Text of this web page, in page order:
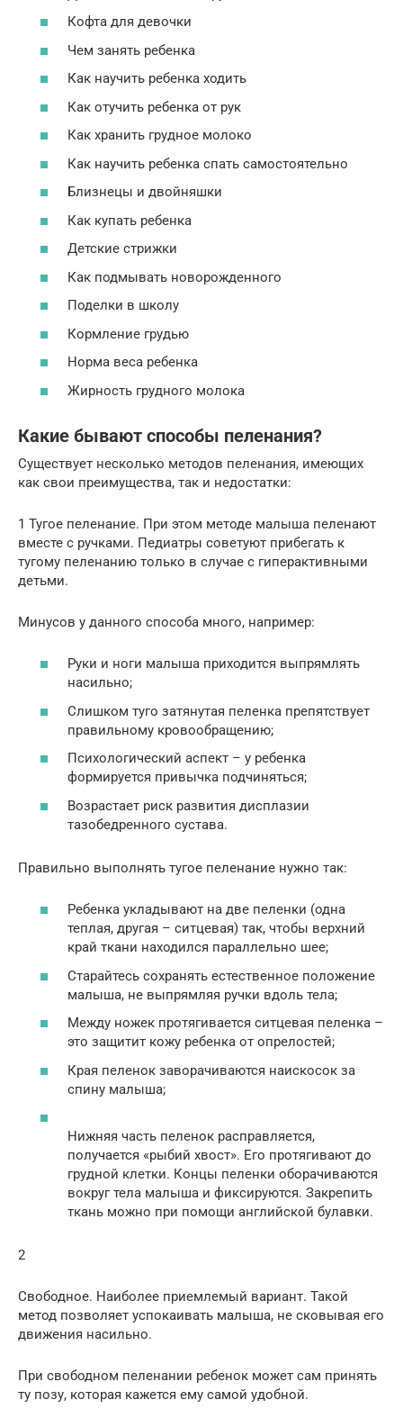
Кофта для девочки
Чем занять ребенка
Как научить ребенка ходить
Как отучить ребенка от рук
Как хранить грудное молоко
Как научить ребенка спать самостоятельно
Близнецы и двойняшки
Как купать ребенка
Детские стрижки
Как подмывать новорожденного
Поделки в школу
Кормление грудью
Норма веса ребенка
Жирность грудного молока
Какие бывают способы пеленания?
Существует несколько методов пеленания, имеющих
как свои преимущества, так и недостатки:
1 Тугое пеленание. При этом методе малыша пеленают
вместе с ручками. Педиатры советуют прибегать к
тугому пеленанию только в случае с гиперактивными
детьми.
Минусов у данного способа много, например:
Руки и ноги малыша приходится выпрямлять
насильно;
Слишком туго затянутая пеленка препятствует
правильному кровообращению;
Психологический аспект – у ребенка
формируется привычка подчиняться;
Возрастает риск развития дисплазии
тазобедренного сустава.
Правильно выполнять тугое пеленание нужно так:
Ребенка укладывают на две пеленки (одна
теплая, другая – ситцевая) так, чтобы верхний
край ткани находился параллельно шее;
Старайтесь сохранять естественное положение
малыша, не выпрямляя ручки вдоль тела;
Между ножек протягивается ситцевая пеленка –
это защитит кожу ребенка от опрелостей;
Края пеленок заворачиваются наискосок за
спину малыша;
Нижняя часть пеленок расправляется,
получается «рыбий хвост». Его протягивают до
грудной клетки. Концы пеленки оборачиваются
вокруг тела малыша и фиксируются. Закрепить
ткань можно при помощи английской булавки.
2
Свободное. Наиболее приемлемый вариант. Такой
метод позволяет успокаивать малыша, не сковывая его
движения насильно.
При свободном пеленании ребенок может сам принять
ту позу, которая кажется ему самой удобной.